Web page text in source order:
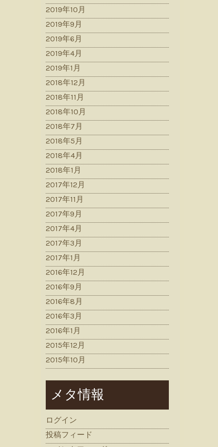
2019年10月
2019年9月
2019年6月
2019年4月
2019年1月
2018年12月
2018年11月
2018年10月
2018年7月
2018年5月
2018年4月
2018年1月
2017年12月
2017年11月
2017年9月
2017年4月
2017年3月
2017年1月
2016年12月
2016年9月
2016年8月
2016年3月
2016年1月
2015年12月
2015年10月
メタ情報
ログイン
投稿フィード